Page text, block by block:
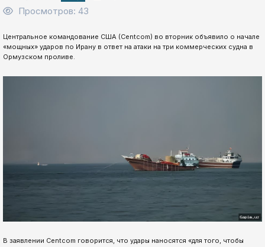
Просмотров: 43
Центральное командование США (Centcom) во вторник объявило о начале
«мощных» ударов по Ирану в ответ на атаки на три коммерческих судна в
Ормузском проливе.
В заявлении Centcom говорится, что удары наносятся «для того, чтобы